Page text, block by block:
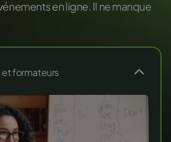
en ligne. Il ne manque
formateurs